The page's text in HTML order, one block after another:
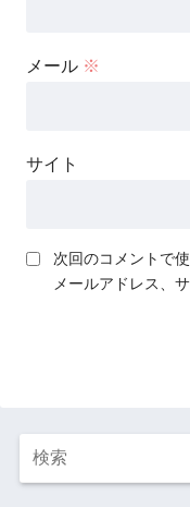
メール ※
サイト
次回のコメントで
メールアドレス、